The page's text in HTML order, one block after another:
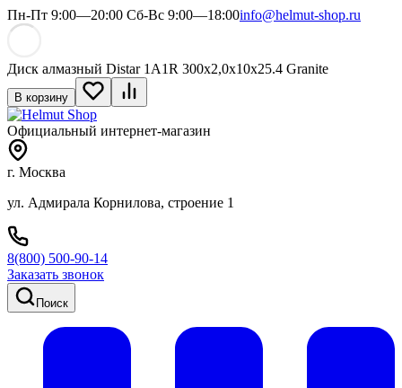
Пн-Пт 9:00—20:00 Сб-Вс 9:00—18:00info@helmut-shop.ru
Диск алмазный Distar 1A1R 300x2,0x10x25.4 Granite
В корзину
Официальный интернет-магазин
г. Москва
ул. Адмирала Корнилова, строение 1
8(800) 500-90-14
Заказать звонок
Поиск